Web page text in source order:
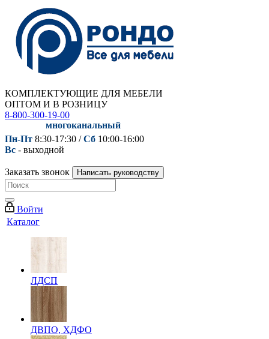
КОМПЛЕКТУЮЩИЕ ДЛЯ МЕБЕЛИ
ОПТОМ И В РОЗНИЦУ
8-800-300-19-00
многоканальный
Пн-Пт 8:30-17:30 /Сб 10:00-16:00
Вс - выходной
Заказать звонок Написать руководству
Войти
Каталог
ЛДСП
ДВПО, ХДФО